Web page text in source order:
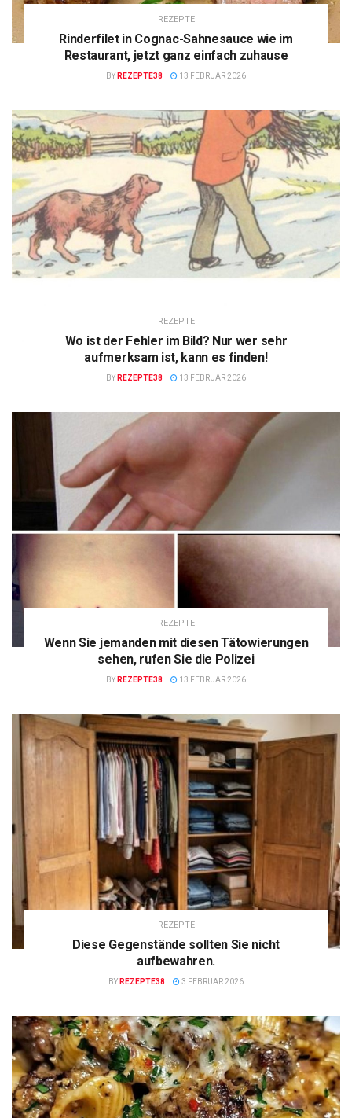
REZEPTE
Rinderfilet in Cognac-Sahnesauce wie im
Restaurant, jetzt ganz einfach zuhause
BY REZEPTE38 13 FEBRUAR 2026
REZEPTE
Wo ist der Fehler im Bild? Nur wer sehr
aufmerksam ist, kann es finden!
BY REZEPTE38 13 FEBRUAR 2026
REZEPTE
Wenn Sie jemanden mit diesen Tätowierungen
sehen, rufen Sie die Polizei
BY REZEPTE38 13 FEBRUAR 2026
REZEPTE
Diese Gegenstände sollten Sie nicht
aufbewahren.
BY REZEPTE38 3 FEBRUAR 2026